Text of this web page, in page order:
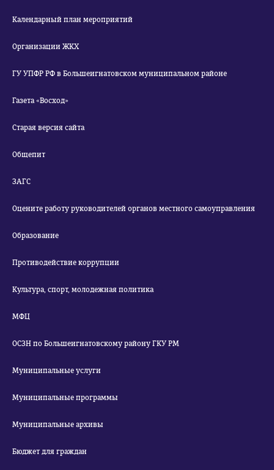
Календарный план мероприятий
Организации ЖКХ
ГУ УПФР РФ в Большеигнатовском муниципальном районе
Газета «Восход»
Старая версия сайта
Общепит
ЗАГС
Оцените работу руководителей органов местного самоуправления
Образование
Противодействие коррупции
Культура, спорт, молодежная политика
МФЦ
ОСЗН по Большеигнатовскому району ГКУ РМ
Муниципальные услуги
Муниципальные программы
Муниципальные архивы
Бюджет для граждан